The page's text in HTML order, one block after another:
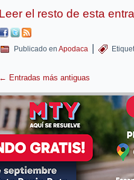
Leer el resto de esta
Publicado en Apodaca |
← Entradas más antiguas